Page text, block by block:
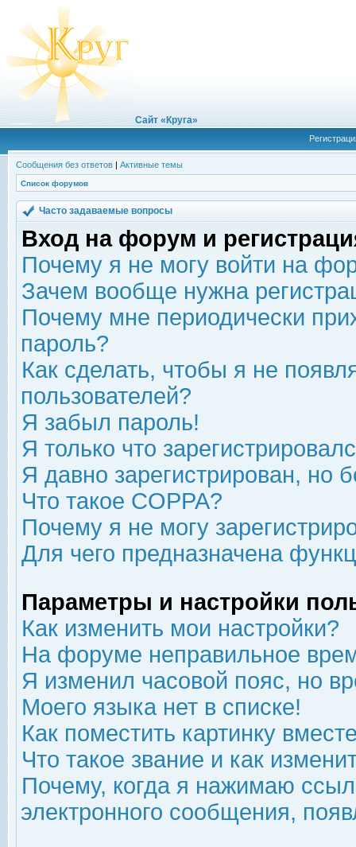
Сайт «Круга»
Сообщения без ответов | Активные темы
Список форумов
Часто задаваемые вопросы
Вход на форум и
Почему я не могу войти на
Зачем вообще нужна
Почему мне периодически
пароль?
Как сделать, чтобы я не
пользователей?
Я забыл пароль!
Я только что
Я давно зарегистрирован, но
Что такое COPPA?
Почему я не могу
Для чего предназначена
Параметры и настройки
Как изменить мои настройки?
На форуме неправильное
Я изменил часовой пояс, но
Моего языка нет в списке!
Как поместить картинку
Что такое звание и как
Почему, когда я нажимаю
электронного сообщения,